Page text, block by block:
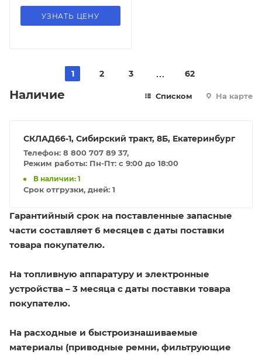
УЗНАТЬ ЦЕНУ
1 2 3 62
Наличие Списком На карте
СКЛАД66-1, Сибирский тракт, 8Б, Екатеринбург
Телефон: 8 800 707 89 37,
Режим работы: Пн-Пт: с 9:00 до 18:00
В наличии: 1
Срок отгрузки, дней: 1
Гарантийный срок на поставленные запасные
части составляет 6 месяцев с даты поставки
товара покупателю.
На топливную аппаратуру и электронные
устройства – 3 месяца с даты поставки товара
покупателю.
На расходные и быстроизнашиваемые
материалы (приводные ремни, фильтрующие